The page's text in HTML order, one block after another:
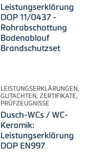
Leistungserklärung
DOP 11/0437 -
Rohrabschottung
Bodenablauf
Brandschutzset
LEISTUNGSERKLÄRUNGEN,
GUTACHTEN, ZERTIFIKATE,
PRÜFZEUGNISSE
Dusch-WCs / WC-
Keramik:
Leistungserklärung
DOP EN997